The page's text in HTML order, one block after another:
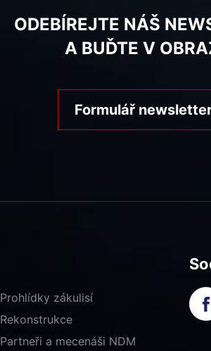
ODEBÍREJTE NÁŠ
A BUĎTE V
Formulář
Prohlídky zákulisí
Rekonstrukce
Partneři a mecenáši NDM